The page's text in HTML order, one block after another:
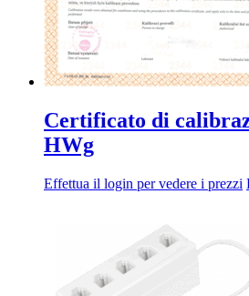
Certificato di
HWg
Effettua il login per vedere i prezzi